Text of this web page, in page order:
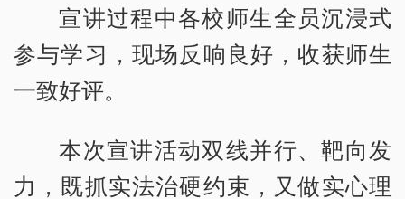
宣讲过程中各校师生全员沉浸式
参与学习，现场反响良好，收获师生
一致好评。
本次宣讲活动双线并行、靶向发
力，既抓实法治硬约束，又做实心理